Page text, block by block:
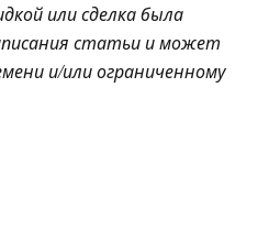
или сделка была
статьи и может
и/или ограниченному